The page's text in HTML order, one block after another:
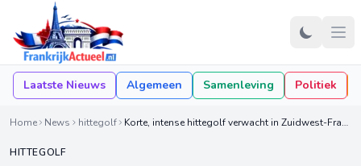
Laatste Nieuws Algemeen Samenleving Politiek
Home News hittegolf Korte, intense hittegolf verwacht in Zuidwest-Frankrijk deze week
HITTEGOLF